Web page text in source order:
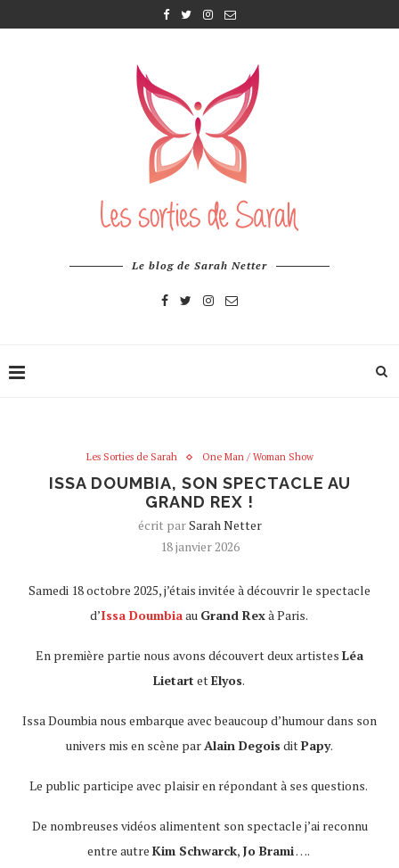
Le blog de Sarah Netter
Les Sorties de Sarah One Man / Woman Show
ISSA DOUMBIA, SON SPECTACLE AU
GRAND REX !
écrit parSarah Netter
18 janvier 2026
Samedi 18 octobre 2025, j’étais invitée à découvrir le spectacle
d’Issa Doumbiaau Grand Rexà Paris.
En première partie nous avons découvert deux artistes Léa
Lietart etElyos.
Issa Doumbia nous embarque avec beaucoup d’humour dans son
univers mis en scène parAlain Degois ditPapy.
Le public participe avec plaisir en répondant à ses questions.
De nombreuses vidéos alimentent son spectacle j’ai reconnu
entre autre Kim Schwarck, Jo Brami….